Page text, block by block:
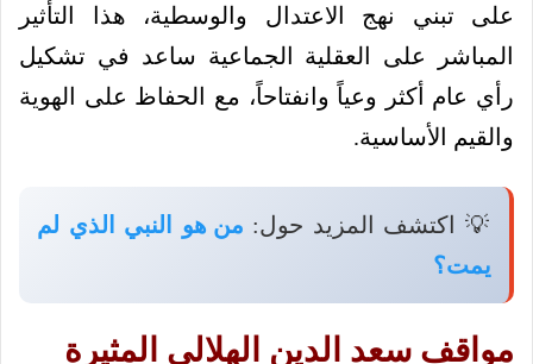
على تبني نهج الاعتدال والوسطية، هذا التأثير
المباشر على العقلية الجماعية ساعد في تشكيل
رأي عام أكثر وعياً وانفتاحاً، مع الحفاظ على الهوية
والقيم الأساسية.
💡 اكتشف المزيد حول: من هو النبي الذي لم
يمت؟
مواقف سعد الدين الهلالي المثيرة